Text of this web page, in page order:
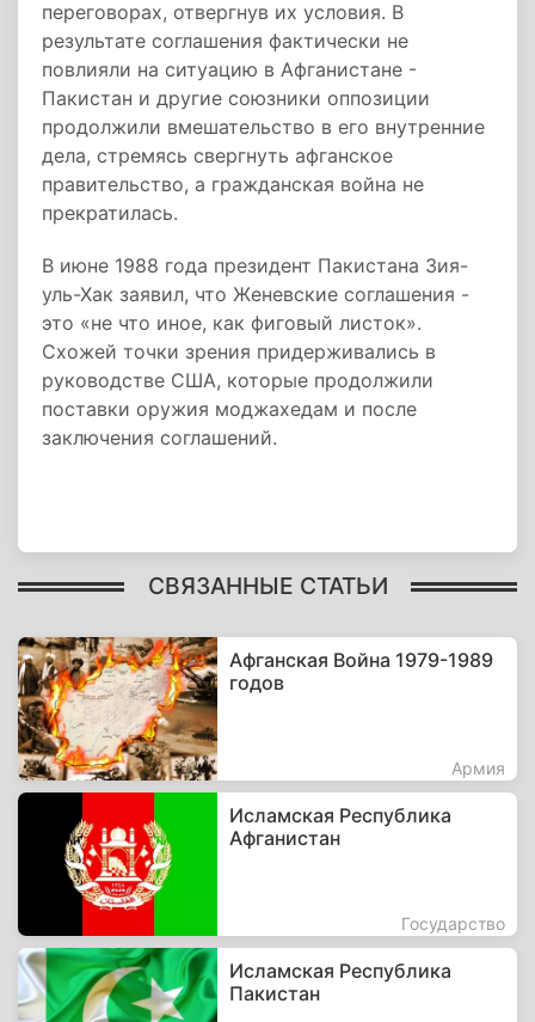
переговорах, отвергнув их условия. В
результате соглашения фактически не
повлияли на ситуацию в Афганистане -
Пакистан и другие союзники оппозиции
продолжили вмешательство в его внутренние
дела, стремясь свергнуть афганское
правительство, а гражданская война не
прекратилась.
В июне 1988 года президент Пакистана Зия-
уль-Хак заявил, что Женевские соглашения -
это «не что иное, как фиговый листок».
Схожей точки зрения придерживались в
руководстве США, которые продолжили
поставки оружия моджахедам и после
заключения соглашений.
СВЯЗАННЫЕ СТАТЬИ
Афганская Война 1979-1989
годов
Армия
Исламская Республика
Афганистан
Государство
Исламская Республика
Пакистан